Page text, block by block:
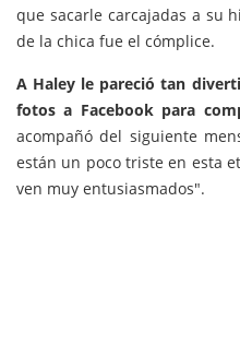
que sacarle carcajadas a su
de la chica fue el cómplice.
A Haley le pareció tan
fotos a Facebook para
acompañó del siguiente
están un poco triste en esta
ven muy entusiasmados".